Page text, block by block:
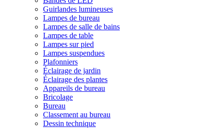
Guirlandes lumineuses
Lampes de bureau
Lampes de salle de bains
Lampes de table
Lampes sur pied
Lampes suspendues
Plafonniers
Éclairage de jardin
Éclairage des plantes
Appareils de bureau
Bricolage
Bureau
Classement au bureau
Dessin technique